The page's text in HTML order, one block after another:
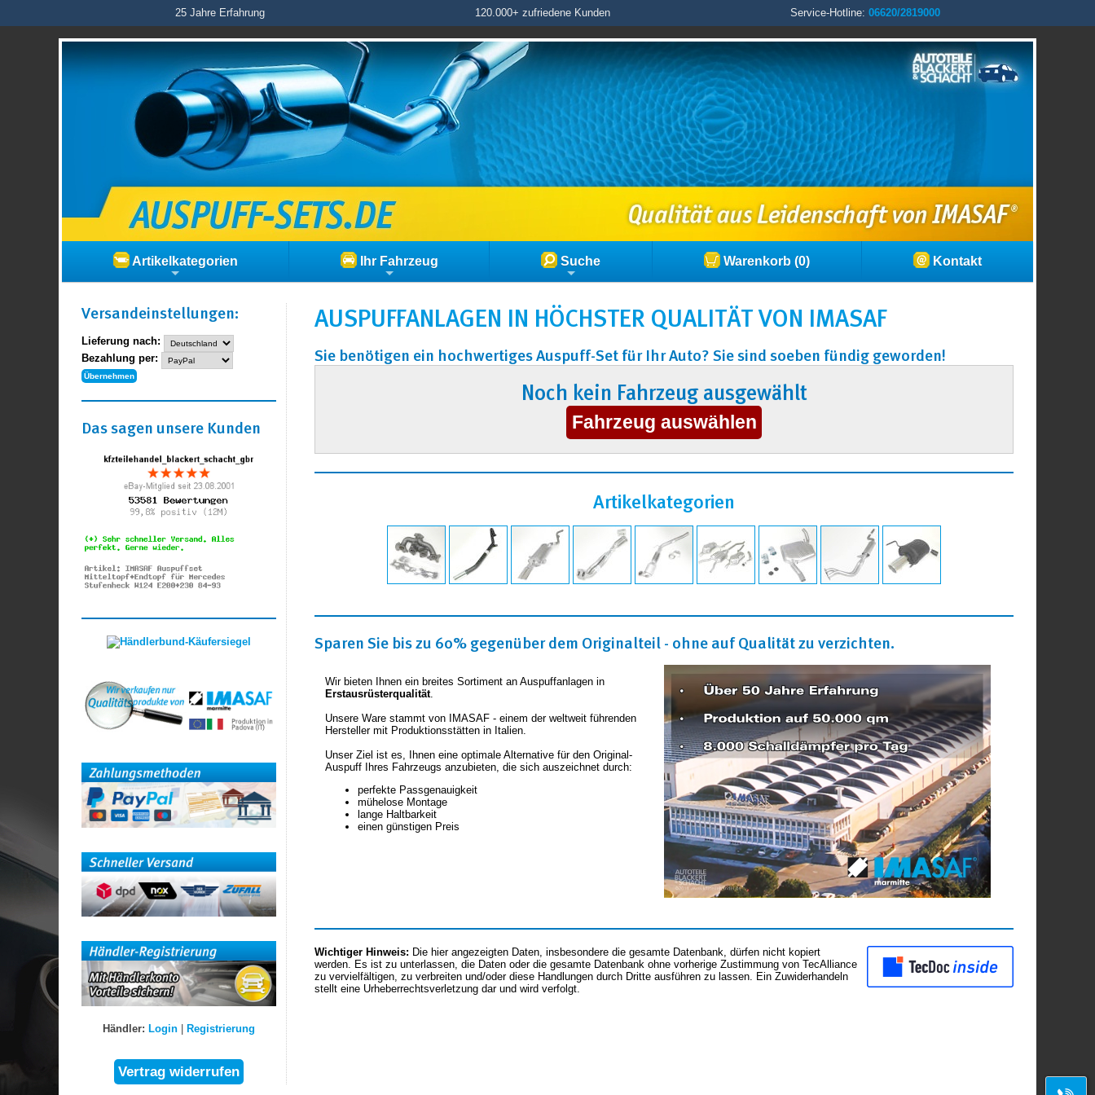
25 Jahre Erfahrung 120.000+ zufriedene Kunden Service-Hotline: 06620/2819000
Artikelkategorien Ihr Fahrzeug Suche Warenkorb (0) Kontakt
AUSPUFFANLAGEN IN HÖCHSTER QUALITÄT VON IMASAF
Sie benötigen ein hochwertiges Auspuff-Set für Ihr Auto? Sie sind soeben fündig geworden!
Noch kein Fahrzeug ausgewählt
Artikelkategorien
Sparen Sie bis zu 60% gegenüber dem Originalteil - ohne auf Qualität zu verzichten.
Wir bieten Ihnen ein breites Sortiment an Auspuffanlagen in
Erstausrüsterqualität.
Unsere Ware stammt von IMASAF - einem der weltweit führenden
Hersteller mit Produktionsstätten in Italien.
Unser Ziel ist es, Ihnen eine optimale Alternative für den Original-
Auspuff Ihres Fahrzeugs anzubieten, die sich auszeichnet durch:
perfekte Passgenauigkeit
mühelose Montage
lange Haltbarkeit
einen günstigen Preis
Wichtiger Hinweis: Die hier angezeigten Daten, insbesondere die gesamte Datenbank, dürfen nicht kopiert
werden. Es ist zu unterlassen, die Daten oder die gesamte Datenbank ohne vorherige Zustimmung von TecAlliance
zu vervielfältigen, zu verbreiten und/oder diese Handlungen durch Dritte ausführen zu lassen. Ein Zuwiderhandeln
stellt eine Urheberrechtsverletzung dar und wird verfolgt.
Versand­einstellungen:
Lieferung nach:
Bezahlung per:
Das sagen unsere Kunden
Händler: Login| Registrierung